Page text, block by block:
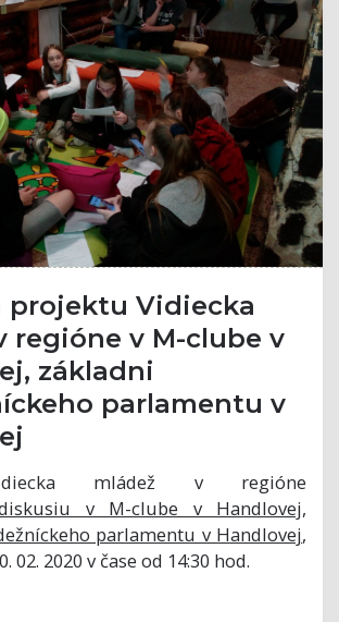
projektu Vidiecka
regióne v M-clube v
základni
parlamentu v
mládež v regióne
v M-clube v Handlovej,
parlamentu v Handlovej,
02. 2020 v čase od 14:30 hod.